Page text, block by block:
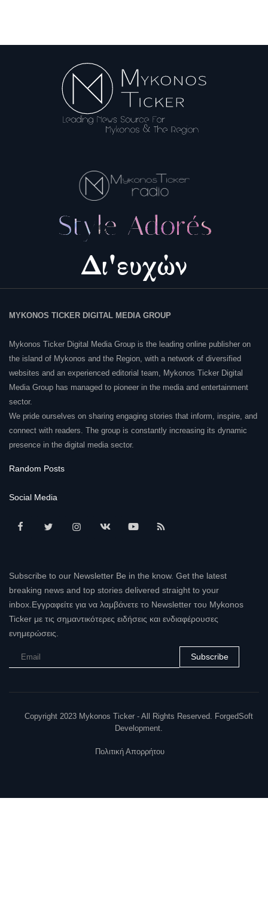
MYKONOS TICKER DIGITAL MEDIA GROUP
Mykonos Ticker Digital Media Group is the leading online publisher on
the island of Mykonos and the Region, with a network of diversified
websites and an experienced editorial team, Mykonos Ticker Digital
Media Group has managed to pioneer in the media and entertainment
sector.
We pride ourselves on sharing engaging stories that inform, inspire, and
connect with readers. The group is constantly increasing its dynamic
presence in the digital media sector.
Random Posts
Social Media
Subscribe to our Newsletter Be in the know. Get the latest
breaking news and top stories delivered straight to your
inbox.Εγγραφείτε για να λαμβάνετε το Newsletter του Mykonos
Ticker με τις σημαντικότερες ειδήσεις και ενδιαφέρουσες
ενημερώσεις.
Subscribe
Copyright 2023 Mykonos Ticker - All Rights Reserved. ForgedSoft
Development.
Πολιτική Απορρήτου